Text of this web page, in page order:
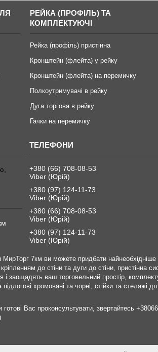
РЕЙКА (ПРОФІЛЬ) ТА
КОМПЛЕКТУЮЧІ
Рейка (профіль) пристінна
Кронштейн (флейта) у рейку
Кронштейн (флейта) на перемичку
Полкоутримувачі в рейку
Дуга торгова в рейку
Гачки на перемичку
+380 (66) 708-08-53
Viber (Юрій)
+380 (97) 124-11-73
Viber (Юрій)
+380 (66) 708-08-53
Viber (Юрій)
+380 (97) 124-11-73
Viber (Юрій)
7км ви можете придбати
кріпленням до стіни та дуги до стіни,
і заощадять ваш торговельний простір,
хромовані та чорні, стійки та стелажі
Вас проконсультувати, звертайтесь